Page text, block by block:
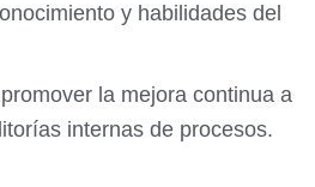
y habilidades del
la mejora continua a
internas de procesos.